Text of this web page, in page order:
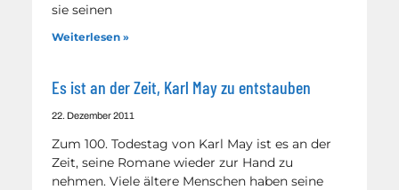
sie seinen
Weiterlesen »
Es ist an der Zeit, Karl May zu entstauben
22. Dezember 2011
Zum 100. Todestag von Karl May ist es an der
Zeit, seine Romane wieder zur Hand zu
nehmen. Viele ältere Menschen haben seine